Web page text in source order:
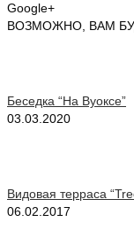
Google+
ВОЗМОЖНО, ВАМ
Беседка “На Вуоксе”
03.03.2020
Видовая терраса
06.02.2017